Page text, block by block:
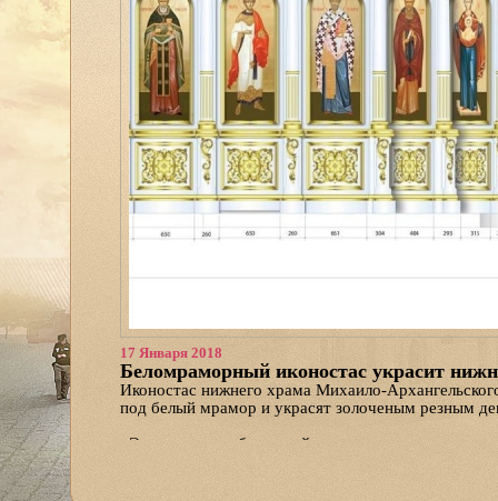
17 Января 2018
Беломраморный иконостас украсит
Иконостас нижнего храма Михаило-
под белый мрамор и украсят золоченым резным
«Это умеренно-барочный иконостас, не совсем
пояснил диакон Иоанн Иванов, сотрудник
благоукрашением главного храма Поморья. —